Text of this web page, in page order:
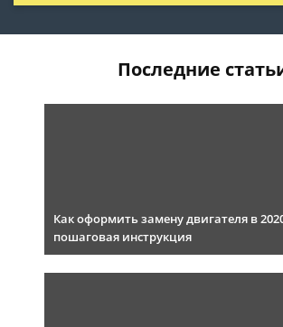
Последние
Как оформить замену двигателя в
пошаговая инструкция